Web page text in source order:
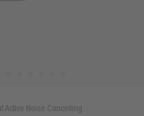
Active Noise Cancelling